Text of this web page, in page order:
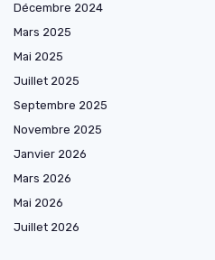
Décembre 2024
Mars 2025
Mai 2025
Juillet 2025
Septembre 2025
Novembre 2025
Janvier 2026
Mars 2026
Mai 2026
Juillet 2026